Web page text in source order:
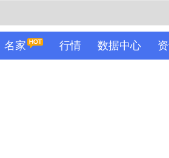
名家 行情 数据中心